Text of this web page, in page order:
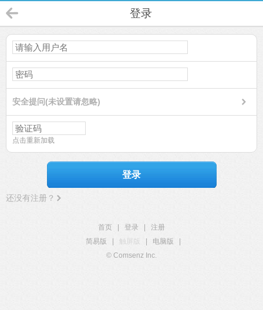
登录
安全提问(未设置请忽略)
点击重新加载
登录
还没有注册？
首页 登录
注册
简易版
触屏版 电脑版
© Comsenz Inc.